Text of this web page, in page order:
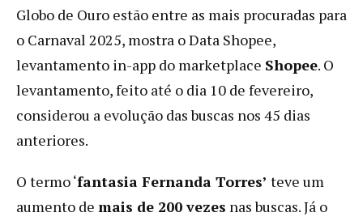
Globo de Ouro estão entre as mais procuradas para
o Carnaval 2025, mostra o Data Shopee,
levantamento in-app do marketplace Shopee. O
levantamento, feito até o dia 10 de fevereiro,
considerou a evolução das buscas nos 45 dias
anteriores.
O termo ‘fantasia Fernanda Torres’ teve um
aumento de mais de 200 vezes nas buscas. Já o